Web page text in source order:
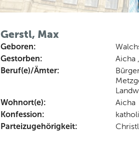
Gerstl, Max
Geboren:
Gestorben: Aicha
Beruf(e)/Ämter:
Wohnort(e): Aicha
Konfession:
Parteizugehörigkeit: